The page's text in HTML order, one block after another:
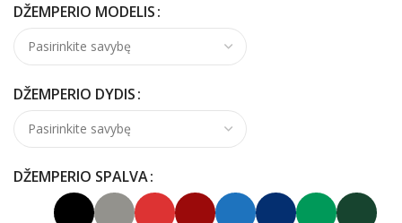
DŽEMPERIO MODELIS
DŽEMPERIO DYDIS
DŽEMPERIO SPALVA